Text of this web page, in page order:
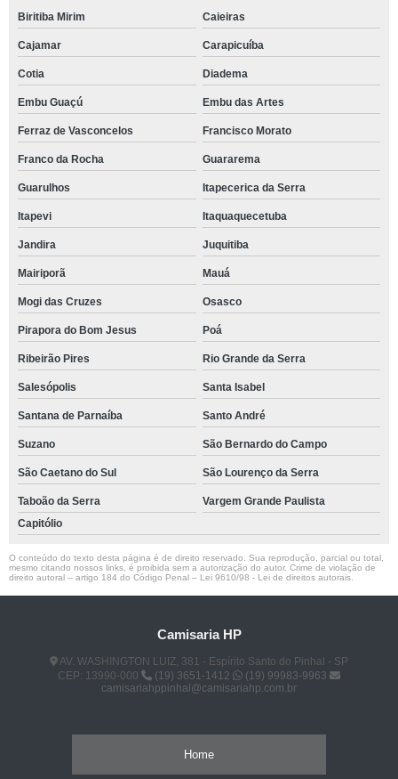
Biritiba Mirim Caieiras
Cajamar Carapicuíba
Cotia Diadema
Embu Guaçú Embu das Artes
Ferraz de Vasconcelos Francisco Morato
Franco da Rocha Guararema
Guarulhos Itapecerica da Serra
Itapevi Itaquaquecetuba
Jandira Juquitiba
Mairiporã Mauá
Mogi das Cruzes Osasco
Pirapora do Bom Jesus Poá
Ribeirão Pires Rio Grande da Serra
Salesópolis Santa Isabel
Santana de Parnaíba Santo André
Suzano São Bernardo do Campo
São Caetano do Sul São Lourenço da Serra
Taboão da Serra
Vargem Grande Paulista
Capitólio
O conteúdo do texto desta página é de direito reservado. Sua reprodução, parcial ou total,
mesmo citando nossos links, é proibida sem a autorização do autor. Crime de violação de
direito autoral – artigo 184 do Código Penal – Lei 9610/98 - Lei de direitos autorais
Camisaria HP
AV. WASHINGTON LUIZ, 381 - Espírito Santo do Pinhal - SP
CEP: 13990-000
(19) 3651-1412
(19) 99983-9963
camisariahppinhal@camisariahp.com.br
Home